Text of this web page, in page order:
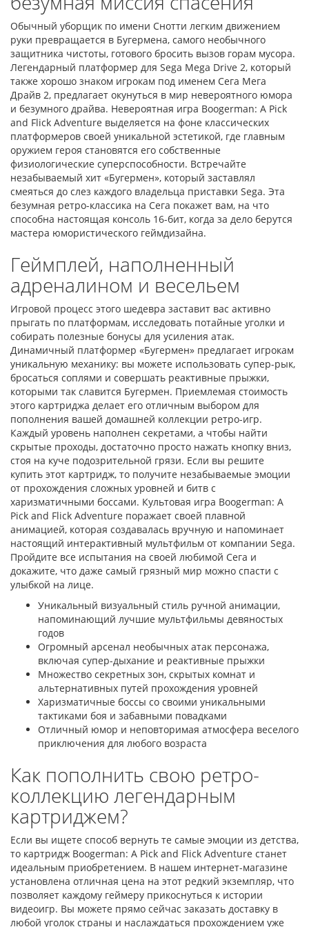
Обычный уборщик по имени Снотти легким движением
руки превращается в Бугермена, самого необычного
защитника чистоты, готового бросить вызов горам мусора.
Легендарный платформер для Sega Mega Drive 2, который
также хорошо знаком игрокам под именем Сега Мега
Драйв 2, предлагает окунуться в мир невероятного юмора
и безумного драйва. Невероятная игра Boogerman: A Pick
and Flick Adventure выделяется на фоне классических
платформеров своей уникальной эстетикой, где главным
оружием героя становятся его собственные
физиологические суперспособности. Встречайте
незабываемый хит «Бугермен», который заставлял
смеяться до слез каждого владельца приставки Sega. Эта
безумная ретро-классика на Сега покажет вам, на что
способна настоящая консоль 16-бит, когда за дело берутся
мастера юмористического геймдизайна.
Геймплей, наполненный
адреналином и весельем
Игровой процесс этого шедевра заставит вас активно
прыгать по платформам, исследовать потайные уголки и
собирать полезные бонусы для усиления атак.
Динамичный платформер «Бугермен» предлагает игрокам
уникальную механику: вы можете использовать супер-рык,
бросаться соплями и совершать реактивные прыжки,
которыми так славится Бугермен. Приемлемая стоимость
этого картриджа делает его отличным выбором для
пополнения вашей домашней коллекции ретро-игр.
Каждый уровень наполнен секретами, а чтобы найти
скрытые проходы, достаточно просто нажать кнопку вниз,
стоя на куче подозрительной грязи. Если вы решите
купить этот картридж, то получите незабываемые эмоции
от прохождения сложных уровней и битв с
харизматичными боссами. Культовая игра Boogerman: A
Pick and Flick Adventure поражает своей плавной
анимацией, которая создавалась вручную и напоминает
настоящий интерактивный мультфильм от компании Sega.
Пройдите все испытания на своей любимой Сега и
докажите, что даже самый грязный мир можно спасти с
улыбкой на лице.
Уникальный визуальный стиль ручной анимации,
напоминающий лучшие мультфильмы девяностых
годов
Огромный арсенал необычных атак персонажа,
включая супер-дыхание и реактивные прыжки
Множество секретных зон, скрытых комнат и
альтернативных путей прохождения уровней
Харизматичные боссы со своими уникальными
тактиками боя и забавными повадками
Отличный юмор и неповторимая атмосфера веселого
приключения для любого возраста
Как пополнить свою ретро-
коллекцию легендарным
картриджем?
Если вы ищете способ вернуть те самые эмоции из детства,
то картридж Boogerman: A Pick and Flick Adventure станет
идеальным приобретением. В нашем интернет-магазине
установлена отличная цена на этот редкий экземпляр, что
позволяет каждому геймеру прикоснуться к истории
видеоигр. Вы можете прямо сейчас заказать доставку в
любой уголок страны и наслаждаться прохождением уже